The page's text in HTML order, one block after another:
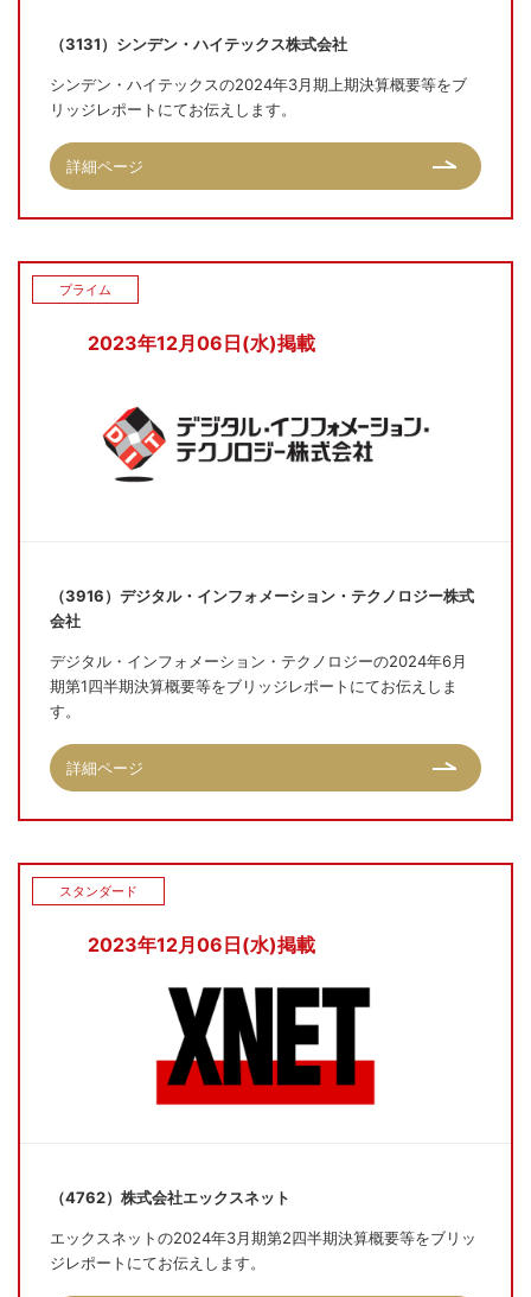
（3131）シンデン・ハイテックス株式会社
シンデン・ハイテックスの2024年3月期上期決算概要等をブ
リッジレポートにてお伝えします。
詳細ページ
2023年12月06日(水)掲載
プライム
（3916）デジタル・インフォメーション・テクノロジー株式
会社
デジタル・インフォメーション・テクノロジーの2024年6月
期第1四半期決算概要等をブリッジレポートにてお伝えしま
す。
詳細ページ
2023年12月06日(水)掲載
スタンダード
（4762）株式会社エックスネット
エックスネットの2024年3月期第2四半期決算概要等をブリッ
ジレポートにてお伝えします。